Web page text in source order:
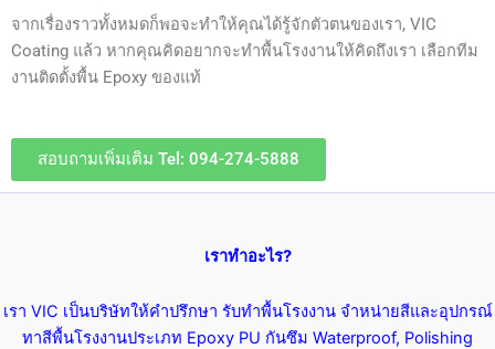
จากเรื่องราวทั้งหมดก็พอจะทำให้คุณได้รู้จักตัวตนของเรา, VIC
Coating แล้ว หากคุณคิดอยากจะทำพื้นโรงงานให้คิดถึงเรา เลือกทีม
งานติดตั้งพื้น Epoxy ของแท้
สอบถามเพิ่มเติม Tel: 094-274-5888
เราทำอะไร?
เรา VIC เป็นบริษัทให้คำปรึกษา รับทำพื้นโรงงาน จำหน่ายสีและอุปกรณ์
ทาสีพื้นโรงงานประเภท Epoxy PU กันซึม Waterproof, Polishing